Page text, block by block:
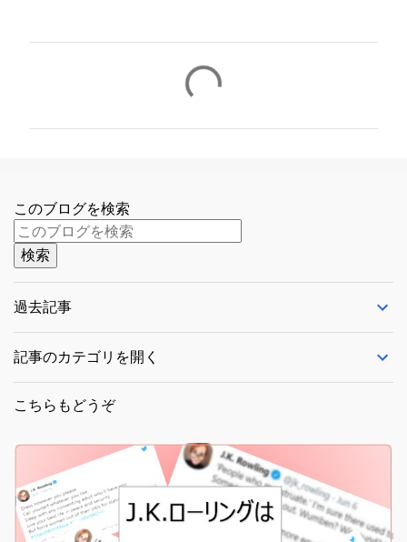
このブログを検索
過去記事
記事のカテゴリを開く
こちらもどうぞ